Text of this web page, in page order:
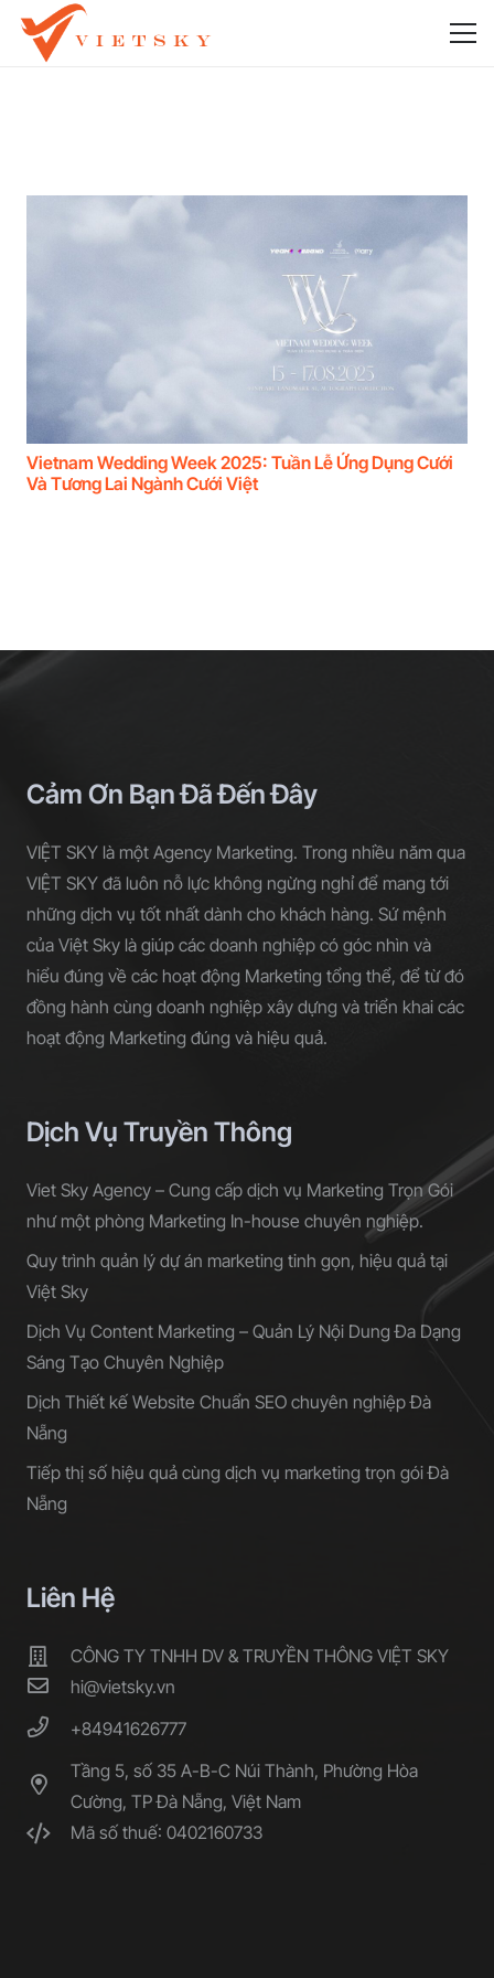
Vietnam Wedding Week 2025: Tuần Lễ Ứng Dụng Cưới
Và Tương Lai Ngành Cưới Việt
Cảm Ơn Bạn Đã Đến Đây
VIỆT SKY là một Agency Marketing. Trong nhiều năm qua
VIỆT SKY đã luôn nỗ lực không ngừng nghỉ để mang tới
những dịch vụ tốt nhất dành cho khách hàng. Sứ mệnh
của Việt Sky là giúp các doanh nghiệp có góc nhìn và
hiểu đúng về các hoạt động Marketing tổng thể, để từ đó
đồng hành cùng doanh nghiệp xây dựng và triển khai các
hoạt động Marketing đúng và hiệu quả.
Dịch Vụ Truyền Thông
Viet Sky Agency – Cung cấp dịch vụ Marketing Trọn Gói
như một phòng Marketing In-house chuyên nghiệp.
Quy trình quản lý dự án marketing tinh gọn, hiệu quả tại
Việt Sky
Dịch Vụ Content Marketing – Quản Lý Nội Dung Đa Dạng
Sáng Tạo Chuyên Nghiệp
Dịch Thiết kế Website Chuẩn SEO chuyên nghiệp Đà
Nẵng
Tiếp thị số hiệu quả cùng dịch vụ marketing trọn gói Đà
Nẵng
Liên Hệ
CÔNG TY TNHH DV & TRUYỀN THÔNG VIỆT SKY
hi@vietsky.vn
+84941626777
Tầng 5, số 35 A-B-C Núi Thành, Phường Hòa
Cường, TP Đà Nẵng, Việt Nam
Mã số thuế: 0402160733